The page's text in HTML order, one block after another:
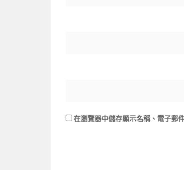
在瀏覽器中儲存顯示名稱、電子郵